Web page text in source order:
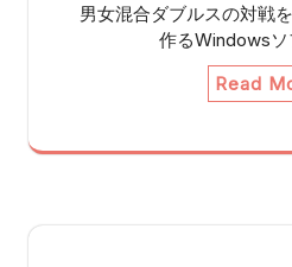
男女混合ダブルスの対戦
作るWindows
Read